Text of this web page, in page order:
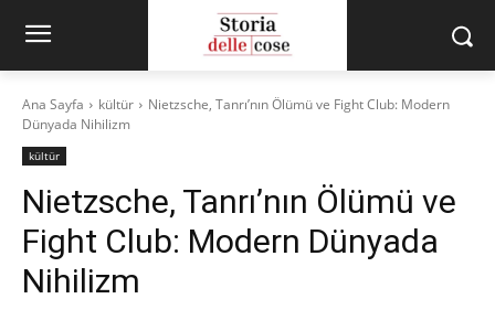
Ana Sayfa kültür
Nietzsche, Tanrı’nın Ölümü ve Fight Club: Modern
Dünyada Nihilizm
kültür
Nietzsche, Tanrı’nın Ölümü ve
Fight Club: Modern Dünyada
Nihilizm